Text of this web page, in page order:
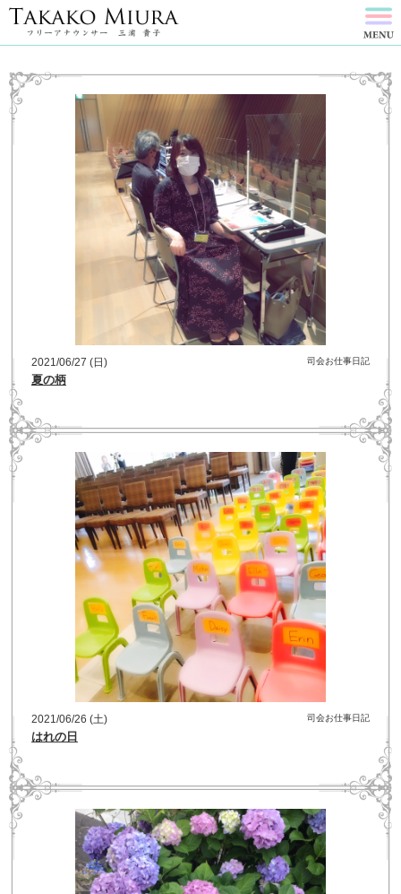
2021/06/27 (日) 司会お仕事日記
夏の柄
2021/06/26 (土) 司会お仕事日記
はれの日